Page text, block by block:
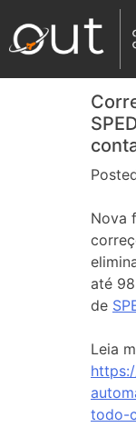
Nova
até
de
Leia
todo-